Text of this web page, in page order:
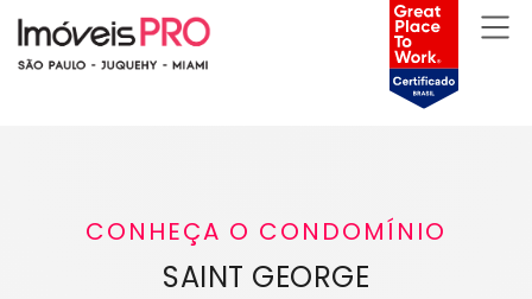
CONHEÇA O CONDOMÍNIO
SAINT GEORGE